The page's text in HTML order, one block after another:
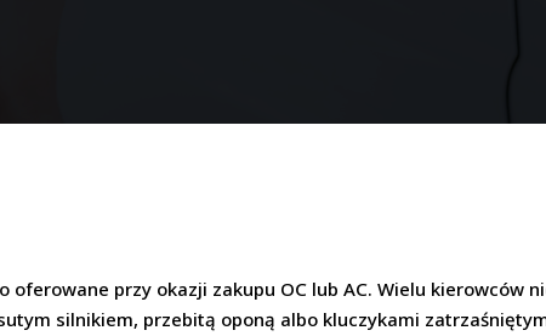
przy okazji zakupu OC lub AC. Wielu kierowców
silnikiem, przebitą oponą albo kluczykami